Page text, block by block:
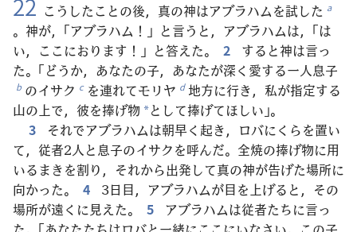
変
え
る
ブ
で
開
く）
こうしたことの後，真の神はアブラハムを試した a
。神が，「アブラハム！」と言うと，アブラハムは，「は
い，ここにおります！」と答えた。
2
すると神は言っ
た。「どうか，あなたの子，あなたが深く愛する一人息子
b のイサク c を連れてモリヤ d 地方に行き，私が指定する
山の上で，彼を捧げ物 *として捧げてほしい」。
3
それでアブラハムは朝早く起き，ロバにくらを置い
て，従者2人と息子のイサクを呼んだ。全焼の捧げ物に用
いるまきを割り，それから出発して真の神が告げた場所に
向かった。
4
3日目，アブラハムが目を上げると，その
場所が遠くに見えた。
5
アブラハムは従者たちに言っ